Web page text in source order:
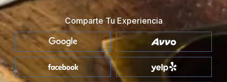
Comparte Tu Experiencia